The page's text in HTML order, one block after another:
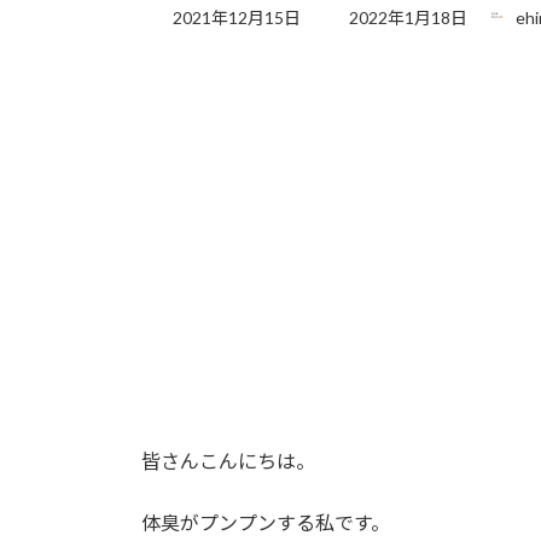
2021年12月15日
最
2022年1月18日
皆さんこんにちは。
体臭がプンプンする私です。